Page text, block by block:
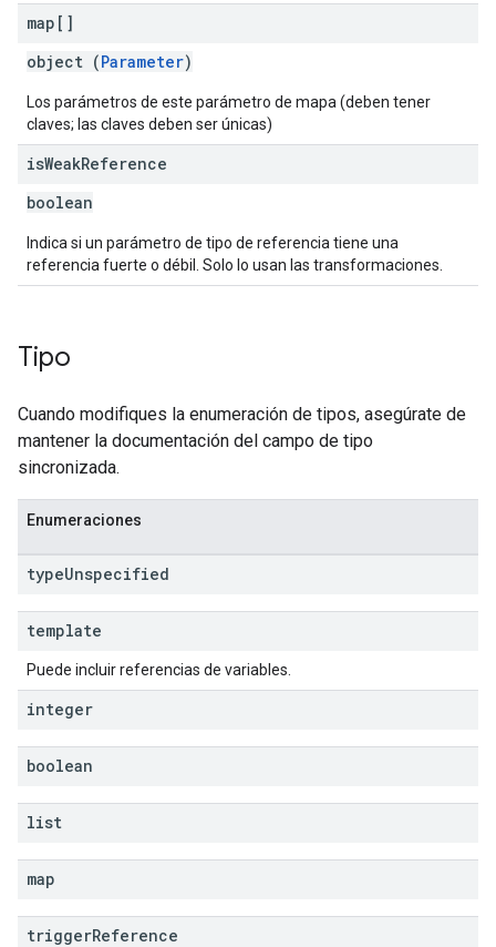
map[]
object (Parameter)
Los parámetros de este parámetro de mapa (deben tener
claves; las claves deben ser únicas)
isWeakReference
boolean
Indica si un parámetro de tipo de referencia tiene una
referencia fuerte o débil. Solo lo usan las transformaciones.
Tipo
Cuando modifiques la enumeración de tipos, asegúrate de
mantener la documentación del campo de tipo
sincronizada.
Enumeraciones
typeUnspecified
template
Puede incluir referencias de variables.
integer
boolean
list
map
triggerReference